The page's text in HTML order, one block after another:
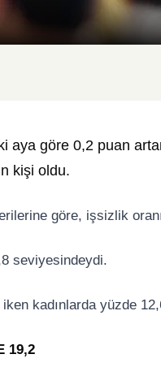
aya göre 0,2 puan
kişi oldu.
göre, işsizlik
seviyesindeydi.
kadınlarda yüzde
19,2